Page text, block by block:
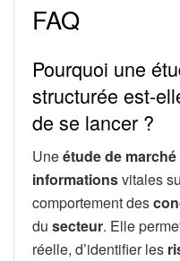
FAQ
Pourquoi une
structurée est-
de se lancer ?
Uneétude de marché
informationsvitales
comportement des
du secteur. Elle
réelle, d’identifier les